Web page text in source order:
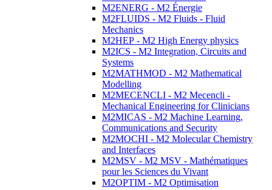
M2ENERG - M2 Énergie
M2FLUIDS - M2 Fluids - Fluid
Mechanics
M2HEP - M2 High Energy physics
M2ICS - M2 Integration, Circuits and
Systems
M2MATHMOD - M2 Mathematical
Modelling
M2MECENCLI - M2 Mecencli -
Mechanical Engineering for Clinicians
M2MICAS - M2 Machine Learning,
Communications and Security
M2MOCHI - M2 Molecular Chemistry
and Interfaces
M2MSV - M2 MSV - Mathématiques
pour les Sciences du Vivant
M2OPTIM - M2 Optimisation